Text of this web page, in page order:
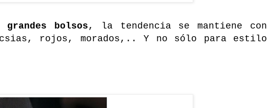
grandes bolsos, la tendencia se mantiene con
rojos, morados,.. Y no sólo para estilo